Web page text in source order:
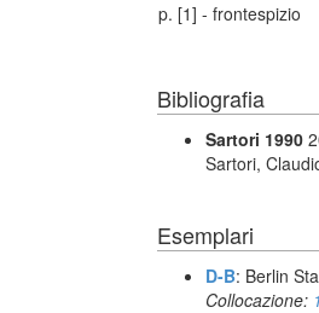
p. [1] - frontespizio
Bibliografia
Sartori 1990
Sartori,
Esemplari
D-B: Berlin
Collocazione: